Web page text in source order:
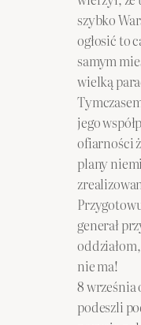
szybko
ogłosić to
samym
wielką
jego
ofiarności
plany
generał
nie ma!
8 września
podeszli